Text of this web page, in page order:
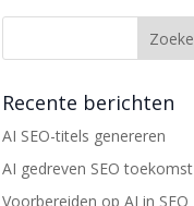
Recente berichten
AI SEO-titels genereren
AI gedreven SEO toekomst
Voorbereiden op AI in SEO